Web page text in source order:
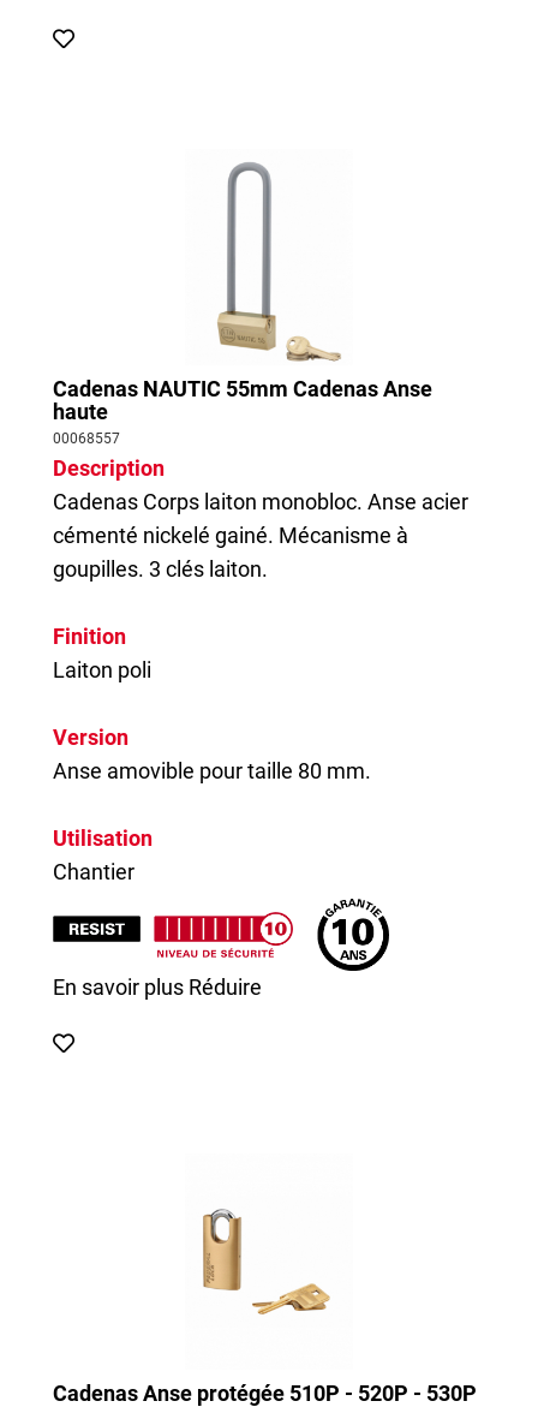
Cadenas NAUTIC 55mm Cadenas Anse
haute
00068557
Description
Cadenas Corps laiton monobloc. Anse acier
cémenté nickelé gainé. Mécanisme à
goupilles. 3 clés laiton.
Finition
Laiton poli
Version
Anse amovible pour taille 80 mm.
Utilisation
Chantier
En savoir plus Réduire
Cadenas Anse protégée 510P - 520P - 530P